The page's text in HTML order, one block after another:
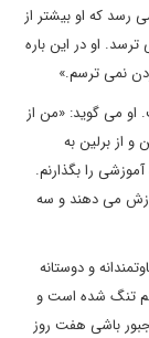
رسد که او بیشتر از
او در این باره
نمی ترسم.»
او می گوید: «من از
و از برلین به
را بگذارنم.
می دهند و سه
و دوستانه
تنگ شده است و
باشی هفت روز